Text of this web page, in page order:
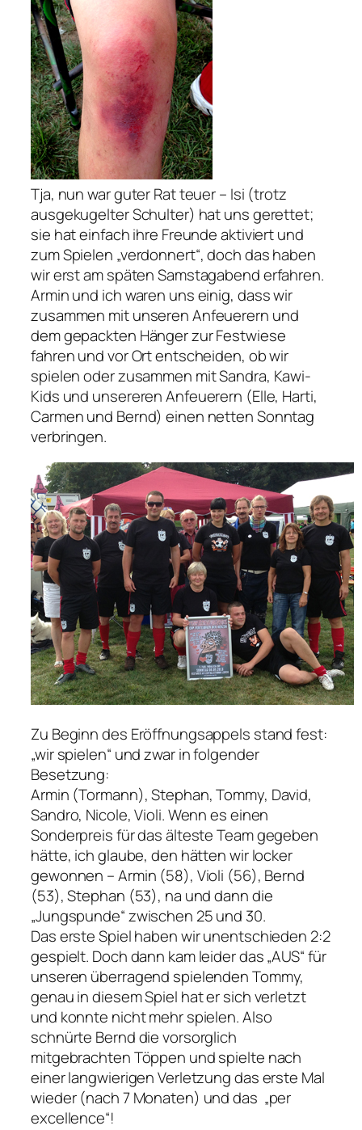
Tja, nun war guter Rat teuer – Isi (trotz
ausgekugelter Schulter) hat uns gerettet;
sie hat einfach ihre Freunde aktiviert und
zum Spielen „verdonnert“, doch das haben
wir erst am späten Samstagabend erfahren.
Armin und ich waren uns einig, dass wir
zusammen mit unseren Anfeuerern und
dem gepackten Hänger zur Festwiese
fahren und vor Ort entscheiden, ob wir
spielen oder zusammen mit Sandra, Kawi-
Kids und unsereren Anfeuerern (Elle, Harti,
Carmen und Bernd) einen netten Sonntag
verbringen.
Zu Beginn des Eröffnungsappels stand fest:
„wir spielen“ und zwar in folgender
Besetzung:
Armin (Tormann), Stephan, Tommy, David,
Sandro, Nicole, Violi. Wenn es einen
Sonderpreis für das älteste Team gegeben
hätte, ich glaube, den hätten wir locker
gewonnen – Armin (58), Violi (56), Bernd
(53), Stephan (53), na und dann die
„Jungspunde“ zwischen 25 und 30.
Das erste Spiel haben wir unentschieden 2:2
gespielt. Doch dann kam leider das „AUS“ für
unseren überragend spielenden Tommy,
genau in diesem Spiel hat er sich verletzt
und konnte nicht mehr spielen. Also
schnürte Bernd die vorsorglich
mitgebrachten Töppen und spielte nach
einer langwierigen Verletzung das erste Mal
wieder (nach 7 Monaten) und das „per
excellence“!